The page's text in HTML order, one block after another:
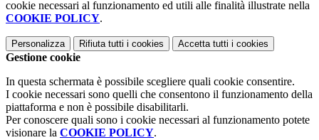
cookie necessari al funzionamento ed utili alle finalità illustrate nella
COOKIE POLICY.
Personalizza Rifiuta tutti i cookies Accetta tutti i cookies
Gestione cookie
In questa schermata è possibile scegliere quali cookie consentire.
I cookie necessari sono quelli che consentono il funzionamento della
piattaforma e non è possibile disabilitarli.
Per conoscere quali sono i cookie necessari al funzionamento potete
visionare la COOKIE POLICY.